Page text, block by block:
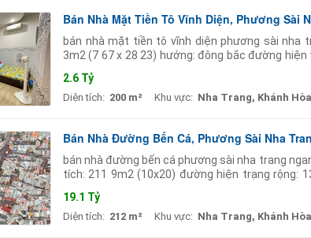
Bán Nhà Mặt Tiền Tô Vĩnh Diện, Phương Sài
bán nhà mặt tiền tô vĩnh diện phương sài nha
3m2 (7 67 x 28 23) hướng: đông bắc đường
2.6 Tỷ
Diện tích: 200 m² Khu vực: Nha Trang, Khánh Hòa
Bán Nhà Đường Bến Cá, Phương Sài Nha
bán nhà đường bến cá phương sài nha trang
tích: 211 9m2 (10x20) đường hiện trạng rộng:
19.1 Tỷ
Diện tích: 212 m² Khu vực: Nha Trang, Khánh Hòa